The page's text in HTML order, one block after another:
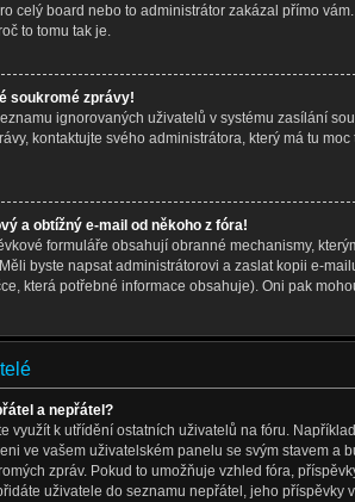
celý board nebo to administrátor zakázal přímo
to tomu tak je.
soukromé zprávy!
ignorovaných uživatelů v systému zasílání
kontaktujte svého administrátora, který má tu
a obtížný e-mail od někoho z fóra!
formuláře obsahují obranné mechanismy,
byste napsat administrátorovi a zaslat kopii e-
která potřebné informace obsahuje). Oni pak
a nepřátel?
využít k utřídění ostatních uživatelů na fóru.
ve vašem uživatelském panelu se svým stavem a
zpráv. Pokud to umožňuje vzhled fóra,
uživatele do seznamu nepřátel, jeho příspěvky